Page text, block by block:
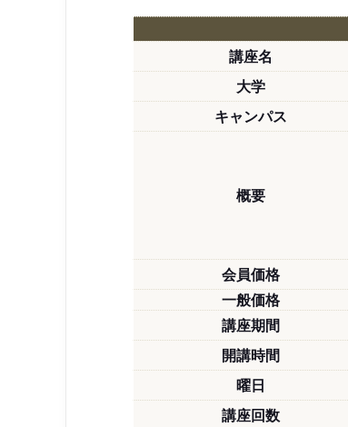
講座名
大学
キャンパス
概要
会員価格
一般価格
講座期間
開講時間
曜日
講座回数